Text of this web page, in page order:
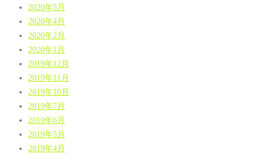
2020年5月
2020年4月
2020年2月
2020年1月
2019年12月
2019年11月
2019年10月
2019年7月
2019年6月
2019年5月
2019年4月